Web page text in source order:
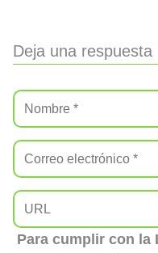
Deja una respuesta
Para cumplir con la